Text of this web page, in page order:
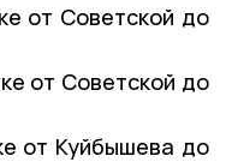
от Советской до
от Советской до
от Куйбышева до